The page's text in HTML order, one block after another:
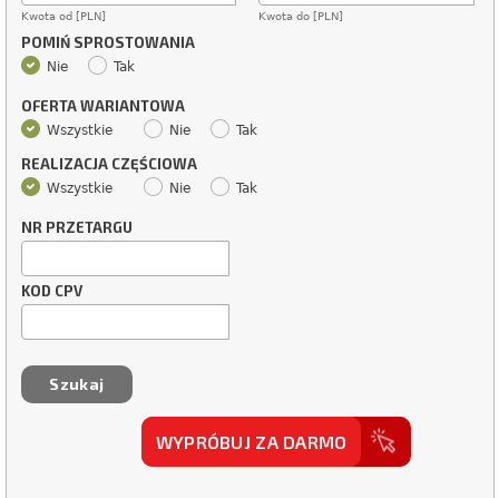
Kwota od [PLN] Kwota do [PLN]
POMIŃ SPROSTOWANIA
Nie Tak
OFERTA WARIANTOWA
Wszystkie Nie Tak
REALIZACJA CZĘŚCIOWA
Wszystkie Nie Tak
NR PRZETARGU
KOD CPV
WYPRÓBUJ ZA DARMO